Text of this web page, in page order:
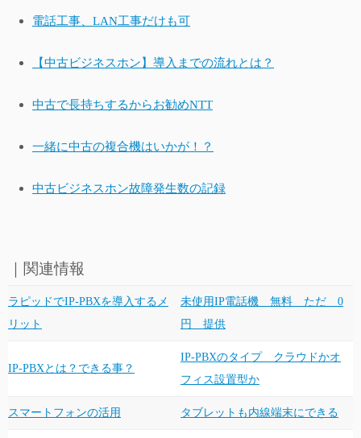
電話工事、LAN工事だけも可
【中古ビジネスホン】導入までの流れとは？
中古で長持ちするからお勧めNTT
一緒に中古の複合機はいかが！？
中古ビジネスホン故障発生数の記録
｜関連情報
ラピッドでIP-PBXを導入するメ
リット
未使用IP電話機 無料 ただ 0
円 提供
IP-PBXとは？できる事？
IP-PBXのタイプ クラウドかオ
フィス設置型か
スマートフォンの活用 タブレットも内線端末にできる